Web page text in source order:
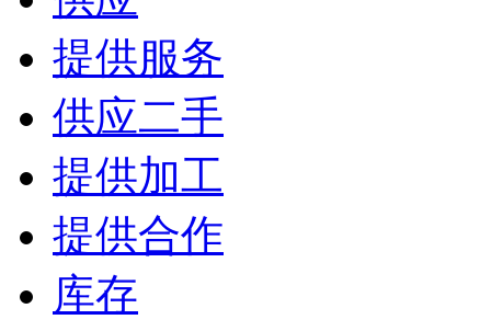
提供服务
供应二手
提供加工
提供合作
库存